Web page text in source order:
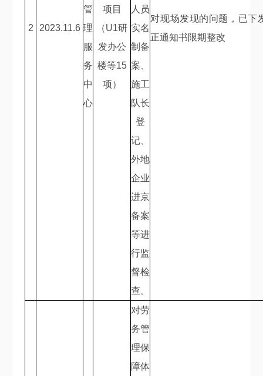
2 2023.11.6
管
理
服
务
中
心
项目
（U1研
发办公
楼等15
项）
人员
实名
制备
案、
施工
队长
登
记、
外地
企业
进京
备案
等进
行监
督检
查。
对现场发现的问题，已下
正通知书限期整改
对劳
务管
理保
障体